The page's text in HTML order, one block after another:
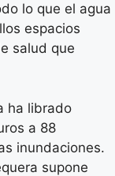
lo que el agua
espacios
salud que
ha librado
a 88
inundaciones.
supone